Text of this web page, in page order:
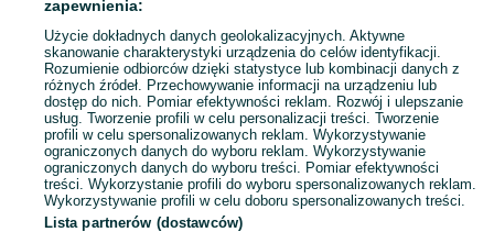
Prasy do słomy
Pompy wodne
Elementy hydrauliki– pompy i siłowniki
Silniki i układy napędowe– sprzęgła, skrzynie biegów i wały
Układy elektryczne – akumulatory, alternatory i agregaty, a także
Koła iopony rolnicze
Powyższe akcesoria i podzespoły są kluczowe dla wydajnego i
Części rolnicze nowe i używane
Części do ciągników i inne komponenty maszyn rolniczych możesz
Nowe części rolnicze gwarantują szereg zalet, które są kluczowe dla
zapewnienia:
Użycie dokładnych danych geolokalizacyjnych. Aktywne
skanowanie charakterystyki urządzenia do celów identyfikacji.
Rozumienie odbiorców dzięki statystyce lub kombinacji danych z
różnych źródeł. Przechowywanie informacji na urządzeniu lub
dostęp do nich. Pomiar efektywności reklam. Rozwój i ulepszanie
usług. Tworzenie profili w celu personalizacji treści. Tworzenie
profili w celu spersonalizowanych reklam. Wykorzystywanie
ograniczonych danych do wyboru reklam. Wykorzystywanie
ograniczonych danych do wyboru treści. Pomiar efektywności
treści. Wykorzystanie profili do wyboru spersonalizowanych reklam.
Wykorzystywanie profili w celu doboru spersonalizowanych treści.
Lista partnerów (dostawców)